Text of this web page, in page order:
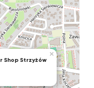
Shop Strzyżów
×